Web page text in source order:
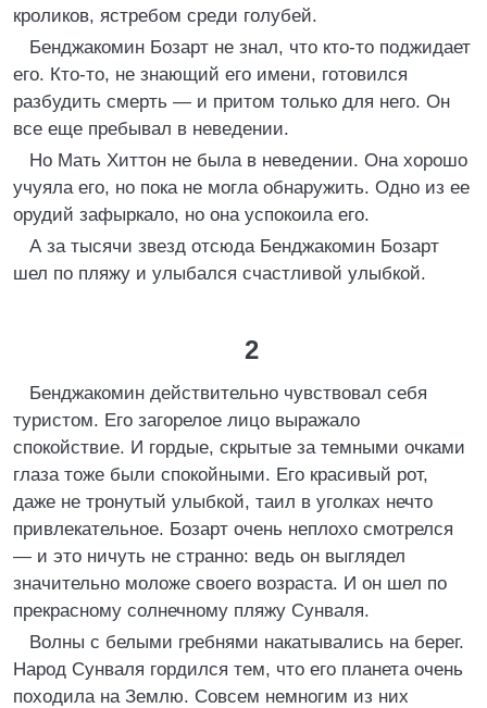
кроликов, ястребом среди голубей.
Бенджакомин Бозарт не знал, что кто-то поджидает
его. Кто-то, не знающий его имени, готовился
разбудить смерть — и притом только для него. Он
все еще пребывал в неведении.
Но Мать Хиттон не была в неведении. Она хорошо
учуяла его, но пока не могла обнаружить. Одно из ее
орудий зафыркало, но она успокоила его.
А за тысячи звезд отсюда Бенджакомин Бозарт
шел по пляжу и улыбался счастливой улыбкой.
2
Бенджакомин действительно чувствовал себя
туристом. Его загорелое лицо выражало
спокойствие. И гордые, скрытые за темными очками
глаза тоже были спокойными. Его красивый рот,
даже не тронутый улыбкой, таил в уголках нечто
привлекательное. Бозарт очень неплохо смотрелся
— и это ничуть не странно: ведь он выглядел
значительно моложе своего возраста. И он шел по
прекрасному солнечному пляжу Сунваля.
Волны с белыми гребнями накатывались на берег.
Народ Сунваля гордился тем, что его планета очень
походила на Землю. Совсем немногим из них